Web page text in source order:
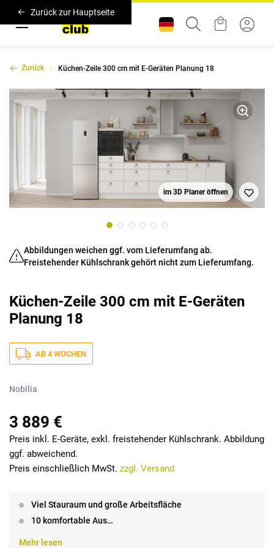
Zurück zur Hauptseite
Zurück Küchen-Zeile 300 cm mit E-Geräten Planung 18
im 3D Planer öffnen
Abbildungen weichen ggf. vom Lieferumfang ab.
Freistehender Kühlschrank gehört nicht zum Lieferumfang.
Küchen-Zeile 300 cm mit E-Geräten
Planung 18
AB 4 WOCHEN
Nobilia
3 889 €
Preis inkl. E-Geräte, exkl. freistehender Kühlschrank. Abbildung
ggf. abweichend.
Preis einschließlich MwSt. zzgl. Versand
Viel Stauraum und große Arbeitsfläche
10 komfortable Aus…
Mehr lesen